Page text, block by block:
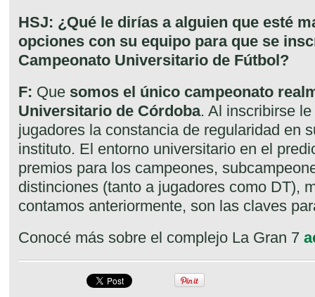
HSJ: ¿Qué le dirías a alguien que esté
opciones con su equipo para que se
Campeonato Universitario de Fútbol?
F: Que somos el único campeonato
Universitario de Córdoba. Al inscribirse
jugadores la constancia de regularidad en
instituto. El entorno universitario en el
premios para los campeones,
distinciones (tanto a jugadores como DT),
contamos anteriormente, son las claves
Conocé más sobre el complejo La Gran 7